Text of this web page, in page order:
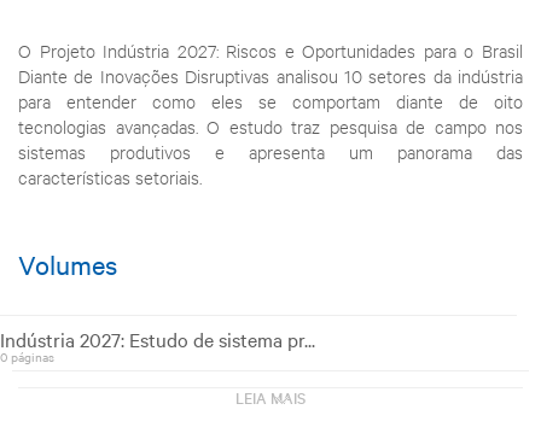
O Projeto Indústria 2027: Riscos e Oportunidades para o Brasil
Diante de Inovações Disruptivas analisou 10 setores da indústria
para entender como eles se comportam diante de oito
tecnologias avançadas. O estudo traz pesquisa de campo nos
sistemas produtivos e apresenta um panorama das
características setoriais.
Volumes
Indústria 2027: Estudo de sistema pr...
0 páginas
Indústria 2027: Estudo de sistema pr...
LEIA MAIS